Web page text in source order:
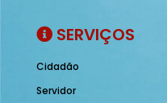
SERVIÇOS
Cidadão
Servidor